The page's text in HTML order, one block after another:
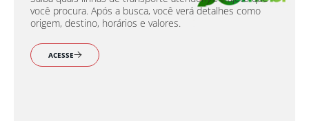
você procura. Após a busca, você verá detalhes como
origem, destino, horários e valores.
ACESSE